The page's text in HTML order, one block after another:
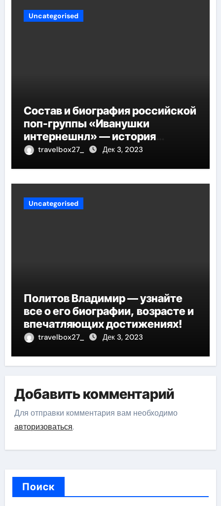
Uncategorised
Состав и биография российской
поп-группы «Иванушки
интернешнл» — история
успеха, музыка и судьбы
travelbox27_ Дек 3, 2023
Uncategorised
Политов Владимир — узнайте
все о его биографии, возрасте и
впечатляющих достижениях!
travelbox27_ Дек 3, 2023
Добавить комментарий
Для отправки комментария вам необходимо
авторизоваться.
Поиск